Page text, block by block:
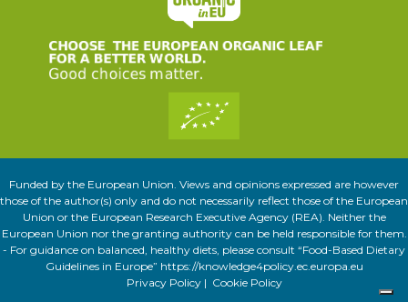
Funded by the European Union. Views and opinions expressed are however
those of the author(s) only and do not necessarily reflect those of the European
Union or the European Research Executive Agency (REA). Neither the
European Union nor the granting authority can be held responsible for them.
- For guidance on balanced, healthy diets, please consult “Food-Based Dietary
Guidelines in Europe” https://knowledge4policy.ec.europa.eu
Privacy Policy| Cookie Policy